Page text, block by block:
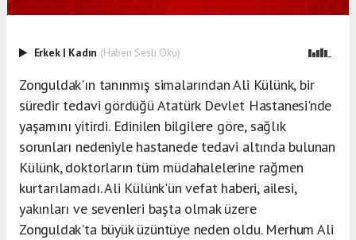
Erkek | Kadın (Haberi Sesli Oku)
Zonguldak'ın tanınmış simalarından Ali Külünk, bir
süredir tedavi gördüğü Atatürk Devlet Hastanesi'nde
yaşamını yitirdi. Edinilen bilgilere göre, sağlık
sorunları nedeniyle hastanede tedavi altında bulunan
Külünk, doktorların tüm müdahalelerine rağmen
kurtarılamadı. Ali Külünk'ün vefat haberi, ailesi,
yakınları ve sevenleri başta olmak üzere
Zonguldak'ta büyük üzüntüye neden oldu. Merhum Ali